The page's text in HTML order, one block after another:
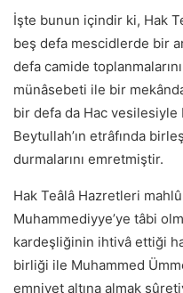
İşte bunun içindir ki, Hak
beş defa mescidlerde bir
defa camide
münâsebeti ile bir
bir defa da Hac
Beytullah’ın etrâfında
durmalarını emretmiştir.
Hak Teâlâ Hazretleri
Muhammediyye’ye tâbi
kardeşliğinin ihtivâ ettiği
birliği ile Muhammed
emniyet altına almak